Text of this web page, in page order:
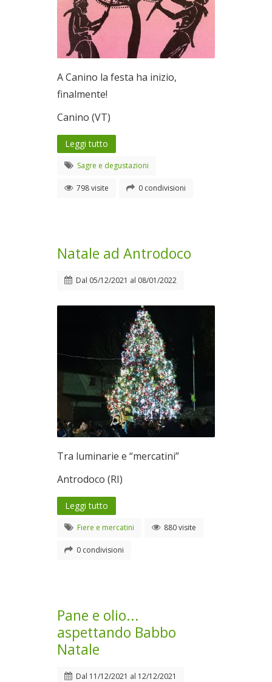
A Canino la festa ha inizio,
finalmente!
Canino (VT)
Leggi tutto
Sagre e degustazioni
798 visite 0 condivisioni
Natale ad Antrodoco
Dal 05/12/2021 al 08/01/2022
Tra luminarie e “mercatini”
Antrodoco (RI)
Leggi tutto
Fiere e mercatini 880 visite
0 condivisioni
Pane e olio...
aspettando Babbo
Natale
Dal 11/12/2021 al 12/12/2021